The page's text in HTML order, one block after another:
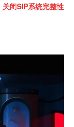
关闭SIP系统完整性